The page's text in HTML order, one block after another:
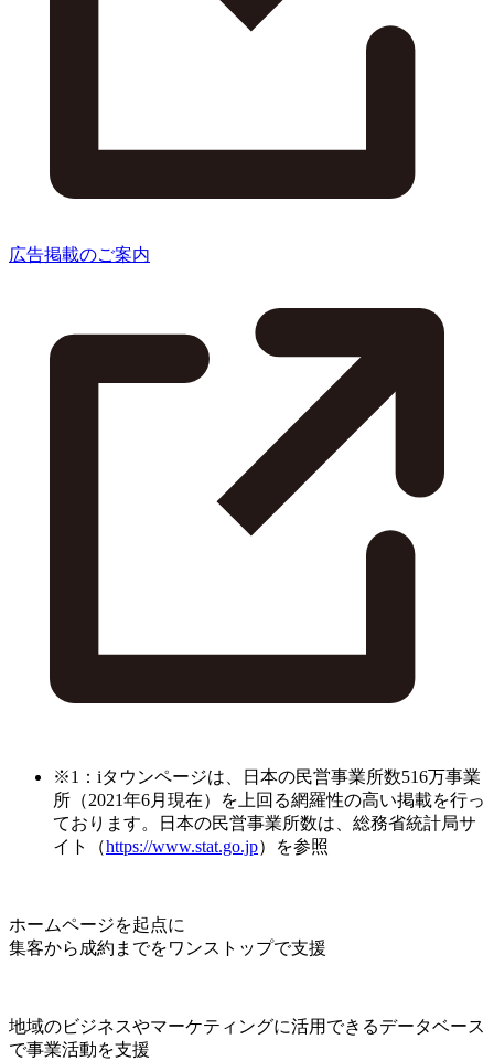
広告掲載のご案内
※1：iタウンページは、日本の民営事業所数516万事業
所（2021年6月現在）を上回る網羅性の高い掲載を行っ
ております。日本の民営事業所数は、総務省統計局サ
イト（https://www.stat.go.jp）を参照
ホームページを起点に
集客から成約までをワンストップで支援
地域のビジネスやマーケティングに活用できるデータベース
で事業活動を支援